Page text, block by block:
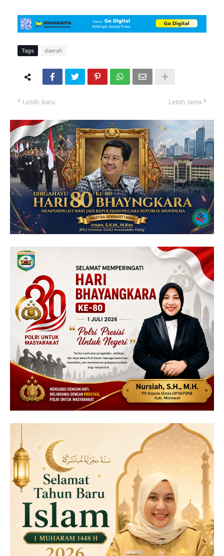
Tags daerah
Lebih baru Lebih lama